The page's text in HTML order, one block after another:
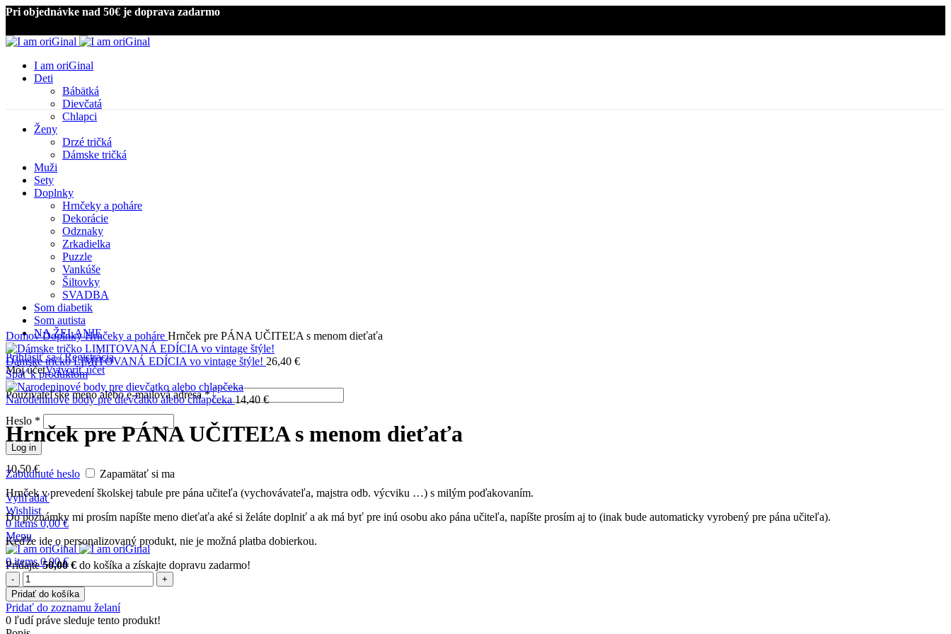
Pri objednávke nad 50€ je doprava zadarmo
I am oriGinal
Deti
Bábätká
Dievčatá
Chlapci
Ženy
Drzé tričká
Dámske tričká
Muži
Sety
Doplnky
Hrnčeky a poháre
Dekorácie
Odznaky
Zrkadielka
Puzzle
Vankúše
Šiltovky
SVADBA
Som diabetik
Som autista
NA ŽELANIE
Prihlásiť sa / Registrácia
Môj účetVytvoriť účet
Používateľské meno alebo e-mailová adresa*
Heslo *
Log in
Zabudnuté heslo
Zapamätať si ma
Vyhľadať
Wishlist
0items 0,00€
Menu
0items 0,00€
Kliknite pre zväčšenie
DomovDoplnkyHrnčeky a poháre Hrnček pre PÁNA UČITEĽA s menom dieťaťa
Dámske tričko LIMITOVANÁ EDÍCIA vo vintage štýle! 26,40 €
Späť k produktom
Narodeninové body pre dievčatko alebo chlapčeka14,40€
Hrnček pre PÁNA UČITEĽA s menom dieťaťa
10,50€
Hrnček v prevedení školskej tabule pre pána učiteľa (vychovávateľa, majstra odb. výcviku …) s milým poďakovaním.
Do poznámky mi prosím napíšte meno dieťaťa aké si želáte doplniť a ak má byť pre inú osobu ako pána učiteľa, napíšte prosím aj to (inak bude automaticky vyrobený pre pána učiteľa).
Keďže ide o personalizovaný produkt, nie je možná platba dobierkou.
Pridajte50,00€ do košíka a získajte dopravu zadarmo!
množstvo
Hrnček
pre
PÁNA
UČITEĽA
Pridať do košíka
Pridať do zoznamu želaní
0 ľudí práve sleduje tento produkt!